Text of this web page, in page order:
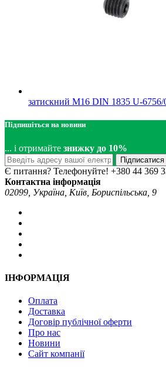
затискний M16 DIN 1835 U-6756/
Підпишіться на новини
... і отримайте знижку до 10%
Підписатися
Є питання? Телефонуйте! +380 44 369
Контактна інформація
02099, Україна, Київ, Бориспільська, 9
ІНФОРМАЦІЯ
Оплата
Доставка
Договір публічної оферти
Про нас
Новини
Сайт компанії